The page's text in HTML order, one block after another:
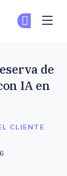
CLIENTE
de
IA en